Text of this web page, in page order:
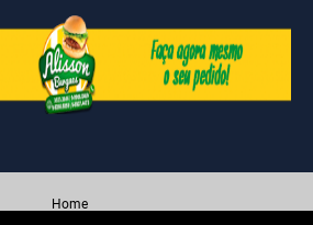
Home